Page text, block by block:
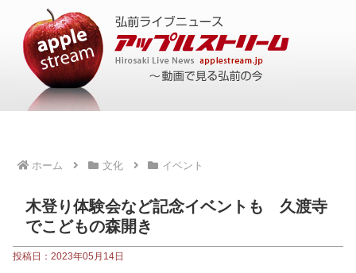
ホーム 文化 イベント
木登り体験会など記念イベントも 久渡寺
でこどもの森開き
投稿日：2023年05月14日